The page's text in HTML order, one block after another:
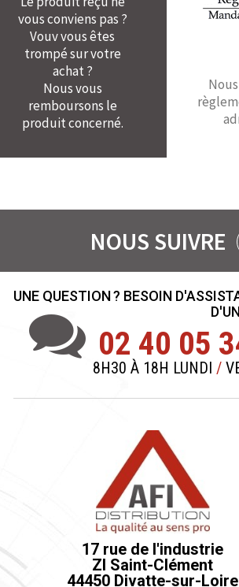
vous conviens pas ?
Vouv vous êtes
trompé sur votre
achat ?
Nous vous
remboursons le
produit concerné.
NOUS SUIVRE
UNE QUESTION ? BESOIN
02 40 05
8H30 À 18H LUNDI /
17 rue de l'industrie
ZI Saint-Clément
44450 Divatte-sur-Loire